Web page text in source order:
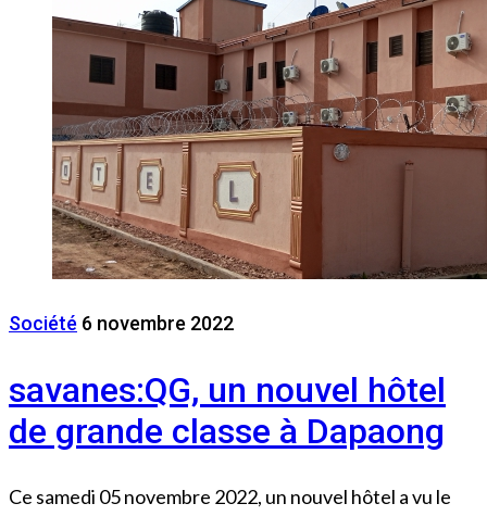
Société 6 novembre 2022
savanes:QG, un nouvel hôtel
de grande classe à Dapaong
Ce samedi 05 novembre 2022, un nouvel hôtel a vu le